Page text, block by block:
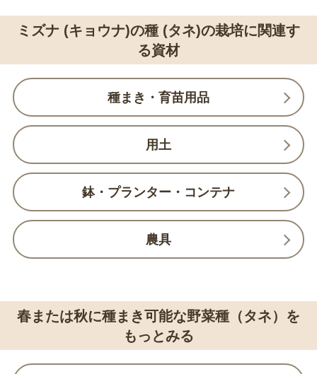
ミズナ (キョウナ)の種 (タネ)の栽培に関連す
る資材
種まき・育苗用品
用土
鉢・プランター・コンテナ
農具
春または秋に種まき可能な野菜種（タネ）を
もっとみる